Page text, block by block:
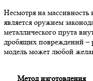
Несмотря на
является оружием
металлического прута
дробящих повреждений –
модель может любой
Метод изготовления